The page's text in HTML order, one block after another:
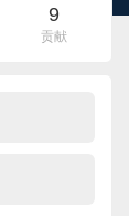
9
贡献